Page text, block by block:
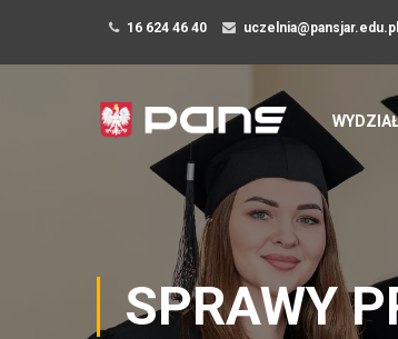
16 624 46 40 uczelnia@pansjar.edu.pl
SPRAWY